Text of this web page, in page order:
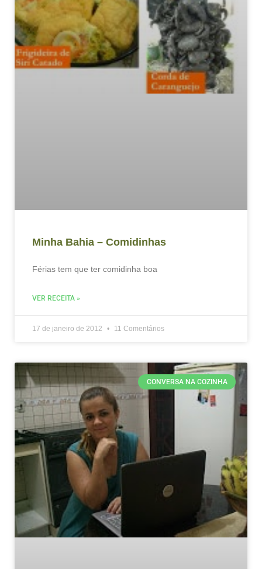
Minha Bahia – Comidinhas
Férias tem que ter comidinha boa
VER RECEITA »
17 de janeiro de 2012 11 Comentários
CONVERSA NA COZINHA